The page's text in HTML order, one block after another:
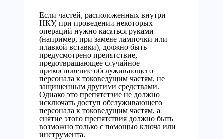
Если частей, расположенных внутри
НКУ, при проведении некоторых
операций нужно касаться руками
(например, при замене лампочки или
плавкой вставки), должно быть
предусмотрено препятствие,
предотвращающее случайное
прикосновение обслуживающего
персонала к токоведущим частям, не
защищенным другими средствами.
Однако это препятствие не должно
исключать доступ обслуживающего
персонала к токоведущим частям, а
снятие этого препятствия должно быть
возможно только с помощью ключа или
инструмента.